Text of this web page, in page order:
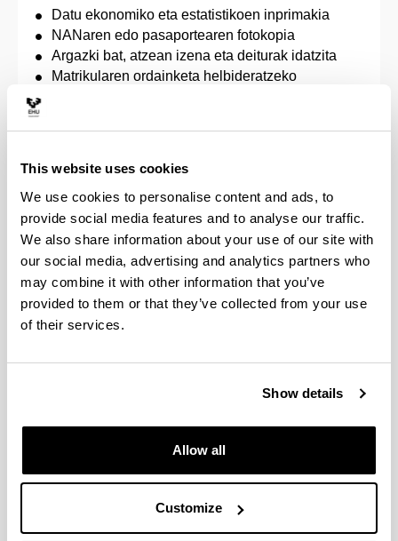
This website uses cookies
We use cookies to personalise content and ads, to
provide social media features and to analyse our traffic.
We also share information about your use of our site with
our social media, advertising and analytics partners who
may combine it with other information that you’ve
provided to them or that they’ve collected from your use
of their services.
Show details
Allow all
Customize
Datu ekonomiko eta estatistikoen inprimakia
NANaren edo pasaportearen fotokopia
Argazki bat, atzean izena eta deiturak idatzita
Matrikularen ordainketa helbideratzeko
unibertsitateko zerbitzu akademikoengatik
ordaindu beharreko prezioak finkatzeko Eusko
Jaurlaritzak onartzen duen aginduaren arabera
(desgaituak, familia ugariak, terrorismoko
biktimak, genero indarkeriako biktimak edo
bestelako kasuak, Prezio Publikoen Aginduak
kasu bakoitzerako ezarritako baldintzen arabera).
Beka eskatuz gero, eskaeraren inprimakia edo
Zintzotasunez eta portaera etikoz jokatzeko
Fees, payment methods and